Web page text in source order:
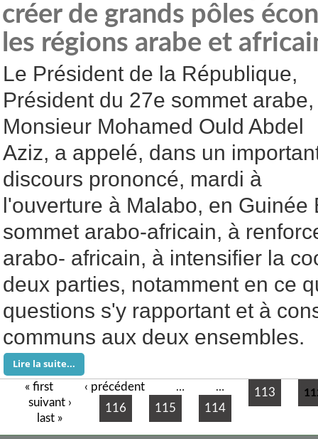
créer de grands pôles
les régions arabe et
Le Président de la République,
Président du 27e sommet arabe,
Monsieur Mohamed Ould Abdel
Aziz, a appelé, dans un
discours prononcé, mardi à
l'ouverture à Malabo, en Guinée
sommet arabo-africain, à
arabo- africain, à intensifier la
deux parties, notamment en ce
questions s'y rapportant et à
communs aux deux ensembles.
Lire la suite...
Pages« first ‹ précédent …
113
114
115
116
…
suivant ›
last »